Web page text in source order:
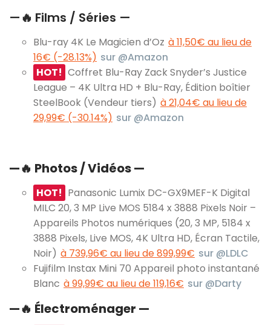
—🔥 Films / Séries —
Blu-ray 4K Le Magicien d’Oz à 11,50€ au lieu de
16€ (-28.13%) sur @Amazon
HOT! Coffret Blu-Ray Zack Snyder’s Justice
League – 4K Ultra HD + Blu-Ray, Édition boîtier
SteelBook (Vendeur tiers) à 21,04€ au lieu de
29,99€ (-30.14%) sur @Amazon
—🔥 Photos / Vidéos —
HOT! Panasonic Lumix DC-GX9MEF-K Digital
MILC 20, 3 MP Live MOS 5184 x 3888 Pixels Noir –
Appareils Photos numériques (20, 3 MP, 5184 x
3888 Pixels, Live MOS, 4K Ultra HD, Écran Tactile,
Noir) à 739,96€ au lieu de 899,99€ sur @LDLC
Fujifilm Instax Mini 70 Appareil photo instantané
Blanc à 99,99€ au lieu de 119,16€ sur @Darty
—🔥 Électroménager —